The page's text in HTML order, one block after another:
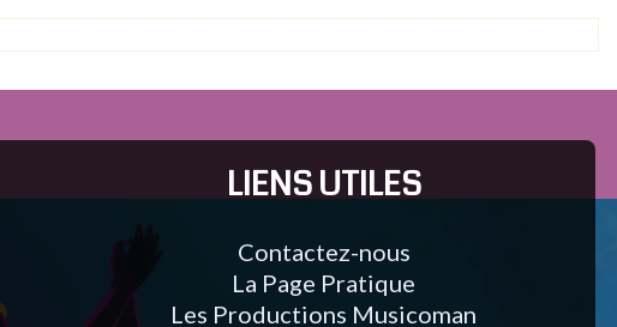
LIENS UTILES
Contactez-nous
La Page Pratique
Les Productions Musicoman